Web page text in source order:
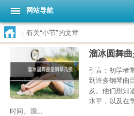
网站导航
> 有关“小节”的文章
溜冰圆舞
引言：初学者
到许多钢琴曲
及。他们想知
水平，以及在
时间。溜...